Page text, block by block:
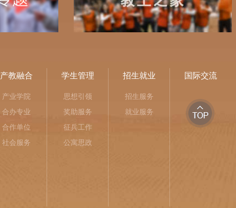
产教融合
产业学院
合办专业
合作单位
社会服务
学生管理
思想引领
奖助服务
征兵工作
公寓思政
招生就业
招生服务
就业服务
国际交流